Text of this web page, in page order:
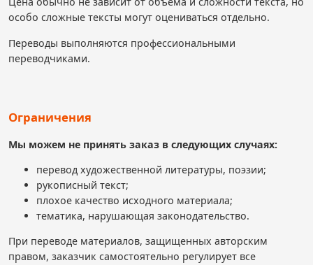
особо сложные тексты могут оцениваться отдельно.
Переводы выполняются профессиональными
переводчиками.
Ограничения
Мы можем не принять заказ в следующих случаях:
перевод художественной литературы, поэзии;
рукописный текст;
плохое качество исходного материала;
тематика, нарушающая законодательство.
При переводе материалов, защищенных авторским
правом, заказчик самостоятельно регулирует все